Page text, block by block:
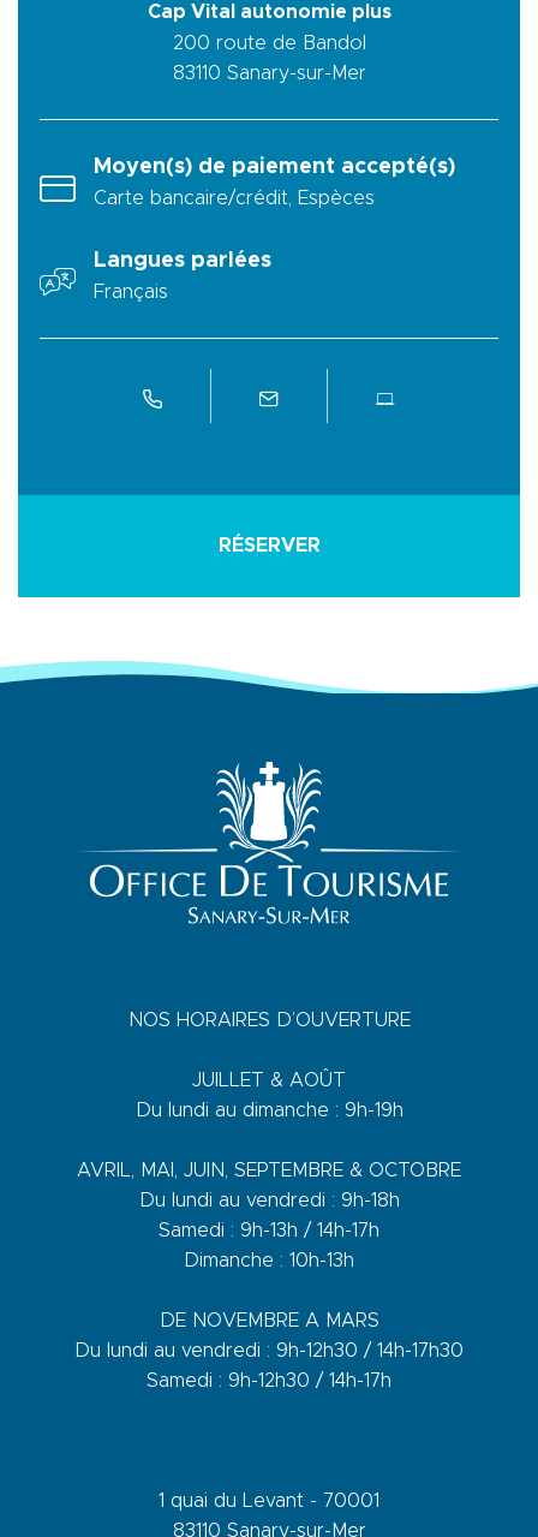
Cap Vital autonomie plus
200 route de Bandol
83110 Sanary-sur-Mer
Moyen(s) de paiement accepté(s)
Carte bancaire/crédit, Espèces
Langues parlées
Français
RÉSERVER
NOS HORAIRES D’OUVERTURE
JUILLET & AOÛT
Du lundi au dimanche : 9h-19h
AVRIL, MAI, JUIN, SEPTEMBRE & OCTOBRE
Du lundi au vendredi : 9h-18h
Samedi : 9h-13h / 14h-17h
Dimanche : 10h-13h
DE NOVEMBRE A MARS
Du lundi au vendredi : 9h-12h30 / 14h-17h30
Samedi : 9h-12h30 / 14h-17h
1 quai du Levant - 70001
83110 Sanary-sur-Mer